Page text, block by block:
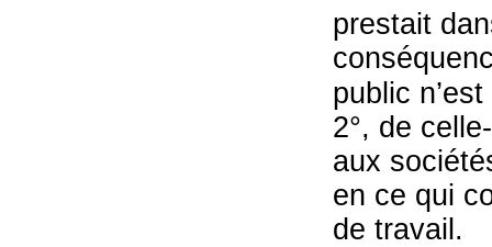
prestait
public
2°, de
aux
en ce qui
de travail.